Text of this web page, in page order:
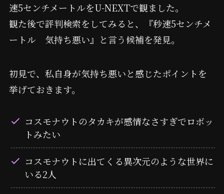
速5センチメートルをU-NEXTで観ました。
観た後で評判検索をしてみると、『秒速5センチメ
ートル 気持ち悪い』と言う候補を発見。
初見で、私自身が気持ち悪いと感じたポイントを
挙げておきます。
コスモナウトのタカキが感情なさすぎでロボッ
トみたい
コスモナウトに出てくる異次元のような世界に
いる2人